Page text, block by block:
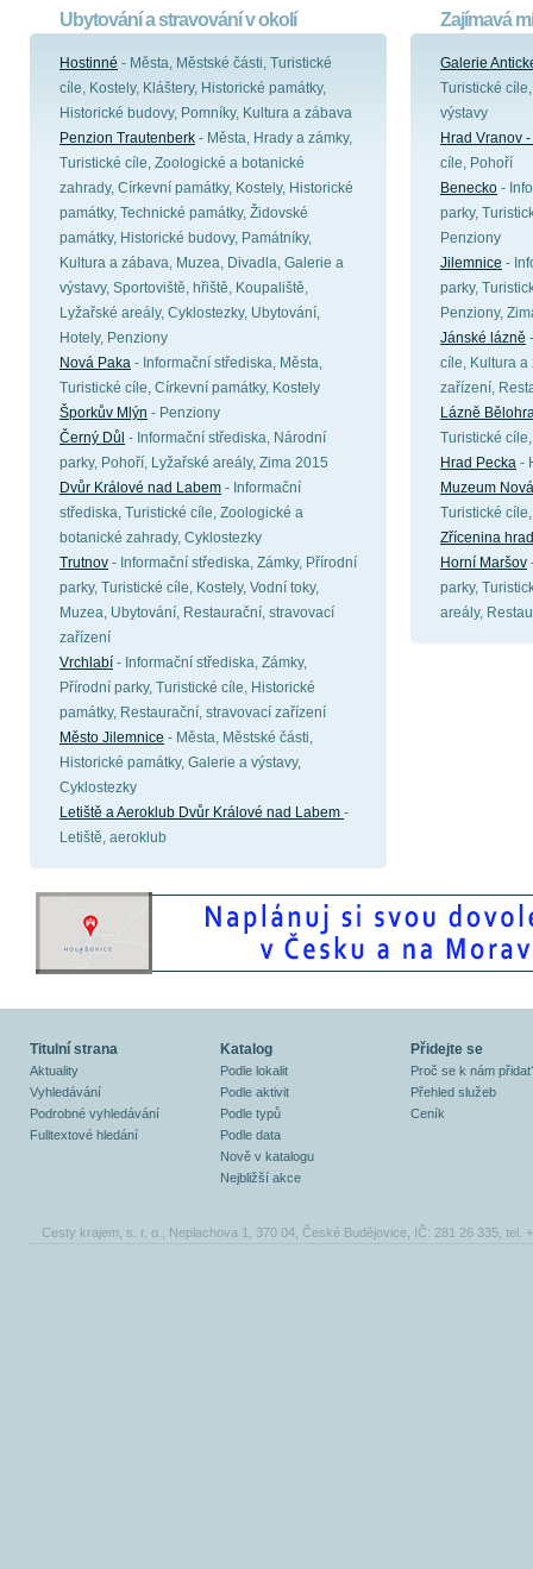
Ubytování a stravování v okolí
Hostinné - Města, Městské části, Turistické
cíle, Kostely, Kláštery, Historické památky,
Historické budovy, Pomníky, Kultura a zábava
Penzion Trautenberk - Města, Hrady a zámky,
Turistické cíle, Zoologické a botanické
zahrady, Církevní památky, Kostely, Historické
památky, Technické památky, Židovské
památky, Historické budovy, Památníky,
Kultura a zábava, Muzea, Divadla, Galerie a
výstavy, Sportoviště, hřiště, Koupaliště,
Lyžařské areály, Cyklostezky, Ubytování,
Hotely, Penziony
Nová Paka - Informační střediska, Města,
Turistické cíle, Církevní památky, Kostely
Šporkův Mlýn - Penziony
Černý Důl - Informační střediska, Národní
parky, Pohoří, Lyžařské areály, Zima 2015
Dvůr Králové nad Labem - Informační
střediska, Turistické cíle, Zoologické a
botanické zahrady, Cyklostezky
Trutnov - Informační střediska, Zámky, Přírodní
parky, Turistické cíle, Kostely, Vodní toky,
Muzea, Ubytování, Restaurační, stravovací
zařízení
Vrchlabí - Informační střediska, Zámky,
Přírodní parky, Turistické cíle, Historické
památky, Restaurační, stravovací zařízení
Město Jilemnice - Města, Městské části,
Historické památky, Galerie a výstavy,
Cyklostezky
Letiště a Aeroklub Dvůr Králové nad Labem -
Letiště, aeroklub
Zajímavá
Galerie
Turistické
výstavy
Hrad Vranov
cíle, Pohoří
Benecko -
parky,
Penziony
Jilemnice -
parky,
Penziony,
Jánské lázně
cíle, Kultura a
zařízení,
Lázně
Turistické
Hrad Pecka -
Muzeum
Turistické
Zřícenina
Horní Maršov
parky,
areály,
Titulní strana
Aktuality
Vyhledávání
Podrobné vyhledávání
Fulltextové hledání
Katalog
Podle lokalit
Podle aktivit
Podle typů
Podle data
Nově v katalogu
Nejbližší akce
Přidejte se
Proč se k nám
Přehled služeb
Ceník
Cesty krajem, s. r. o., Neplachova 1, 370 04, České Budějovice, IČ: 281 26 335, tel.